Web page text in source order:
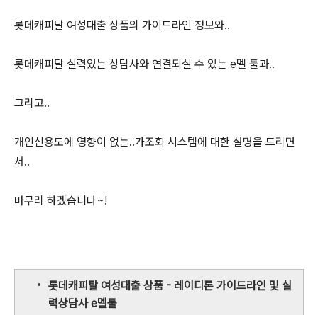
롯데캐피탈 여성대출 상품의 가이드라인 정보와..
롯데캐피탈 실력있는 상담사와 연결되실 수 있는 e멜 툴과..
그리고..
개인신용도에 영향이 없는..가조회 시스템에 대한 설명을 드리면
서..
마무리 하겠습니다~!
롯데캐피탈 여성대출 상품 - 레이디론 가이드라인 및 실
력상담사 e멜툴